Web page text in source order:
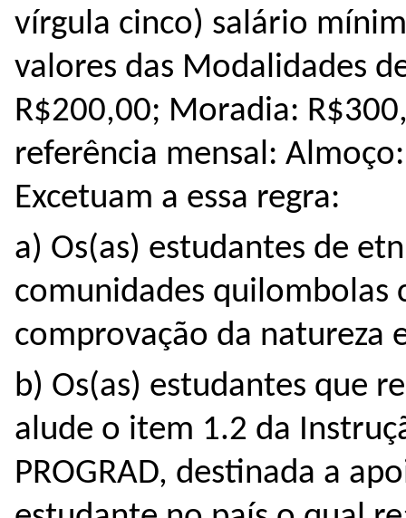
vírgula cinco) salário
valores das Modalidades
R$200,00; Moradia:
referência mensal:
Excetuam a essa regra:
a) Os(as) estudantes de
comunidades quilombolas
comprovação da natureza
b) Os(as) estudantes que
alude o item 1.2 da
PROGRAD, destinada a